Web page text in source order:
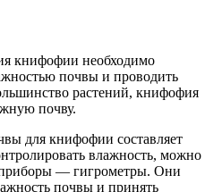
книфофии необходимо
почвы и проводить
растений, книфофия
почву.
для книфофии составляет
влажность, можно
приборы — гигрометры. Они
почвы и принять